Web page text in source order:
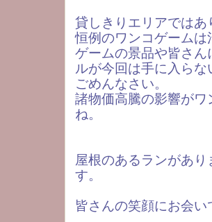
貸しきりエリアではあ
恒例のワンコゲーム
ゲームの景品や皆さ
ルが今回は手に入ら
ごめんなさい。
諸物価高騰の影響が
ね。
屋根のあるランがあ
す。
皆さんの笑顔にお会